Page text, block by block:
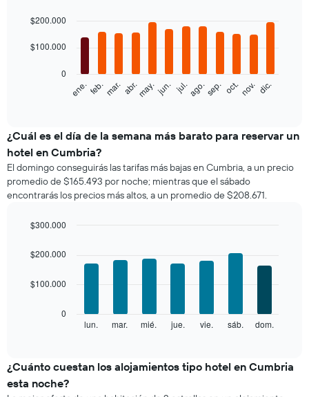
chart
12
bars.
el
precio
promedio
de
una
habitación
mes
gráfico
eje
El
gráfico
graphic.
ene.feb.mar. abr.may.jun. jul.ago.sep. oct.nov. dic.
0
$100.000
$200.000
¿Cuál es el día de la semana más barato para reservar un
hotel en Cumbria?
El domingo conseguirás las tarifas más bajas en Cumbria, a un precio
promedio de $165.493 por noche; mientras que el sábado
encontrarás los precios más altos, a un promedio de $208.671.
chart
with
bars.
el
precio
promedio
graphic.
lun. mar. mié. jue. vie. sáb. dom.
0
$100.000
$200.000
$300.000
¿Cuánto cuestan los alojamientos tipo hotel en Cumbria
esta noche?